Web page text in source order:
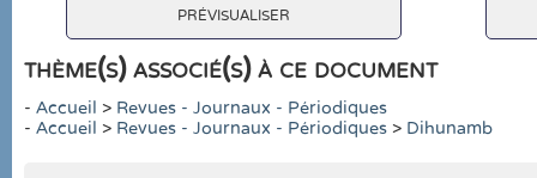
prévisualiser
thème(s) associé(s) à ce document
- Accueil > Revues - Journaux - Périodiques
- Accueil > Revues - Journaux - Périodiques > Dihunamb